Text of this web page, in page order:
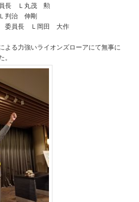
長 Ｌ丸茂 勲
判治 伸剛
委員長 Ｌ岡田 大作
る力強いライオンズローアにて無事に